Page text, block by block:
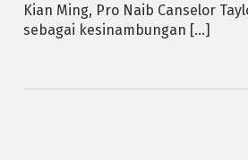
Kian Ming, Pro Naib Canselor
sebagai kesinambungan […]